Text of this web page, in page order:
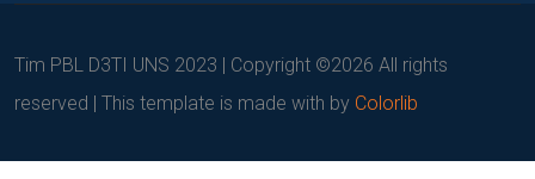
Tim PBL D3TI UNS 2023 | Copyright ©2026 All rights
reserved | This template is made with by Colorlib